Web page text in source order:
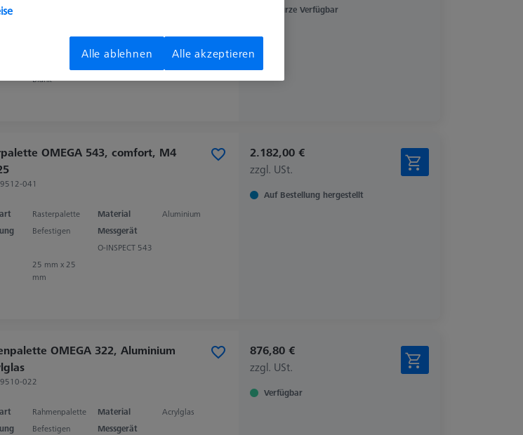
Blank
In Kürze Verfügbar
OMEGA 543, comfort, M4
041
Rasterpalette Material
Aluminium
Befestigen
Messgerät
O-INSPECT 543
25 mm x 25
mm
2.182,00 €
zzgl. USt.
Auf Bestellung hergestellt
OMEGA 322, Aluminium
022
Rahmenpalette Material
Acrylglas
Befestigen
Messgerät
876,80 €
zzgl. USt.
Verfügbar
Alle ablehnen Alle akzeptieren